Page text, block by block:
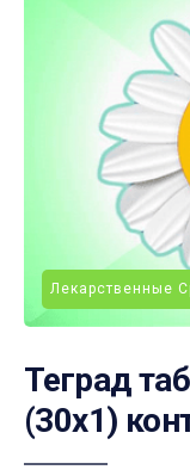
Лекарственные
Теград
(30х1)